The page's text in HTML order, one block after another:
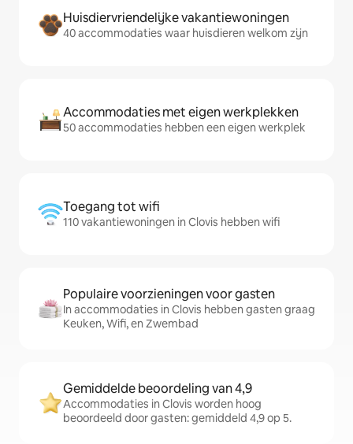
Huisdiervriendelijke vakantiewoningen
40 accommodaties waar huisdieren welkom zijn
Accommodaties met eigen werkplekken
50 accommodaties hebben een eigen werkplek
Toegang tot wifi
110 vakantiewoningen in Clovis hebben wifi
Populaire voorzieningen voor gasten
In accommodaties in Clovis hebben gasten graag
Keuken, Wifi, en Zwembad
Gemiddelde beoordeling van 4,9
Accommodaties in Clovis worden hoog
beoordeeld door gasten: gemiddeld 4,9 op 5.